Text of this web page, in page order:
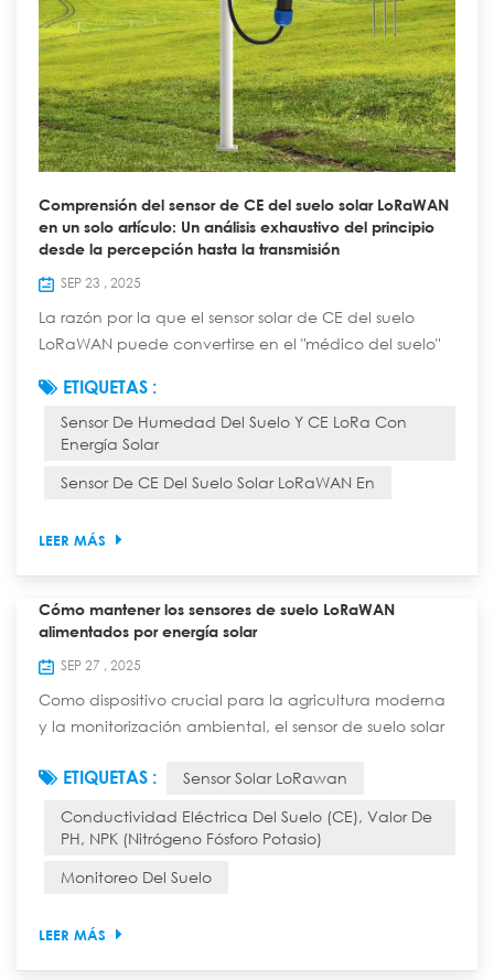
Comprensión del sensor de CE del suelo solar LoRaWAN
en un solo artículo: Un análisis exhaustivo del principio
desde la percepción hasta la transmisión
SEP 23 , 2025
La razón por la que el sensor solar de CE del suelo
LoRaWAN puede convertirse en el "médico del suelo"
integración de la tecnología de detección precisa de
la conductividad del suelo (CE), la tecnología de
suministro de energía solar autónoma y la tecnología
de transmisión de larga distancia de bajo consumo
ETIQUETAS :
Sensor De Humedad Del Suelo Y CE LoRa Con
Energía Solar
Sensor De CE Del Suelo Solar LoRaWAN En
LEER MÁS
Cómo mantener los sensores de suelo LoRaWAN
alimentados por energía solar
SEP 27 , 2025
Como dispositivo crucial para la agricultura moderna
y la monitorización ambiental, el sensor de suelo solar
mantenimiento de componentes clave como el
módulos de transmisión de datos. A continuación, se
este tipo de sensor: 1、Puntos clave del mantenimi...
ETIQUETAS : Sensor Solar LoRawan
Conductividad Eléctrica Del Suelo (CE), Valor De
PH, NPK (nitrógeno Fósforo Potasio)
Monitoreo Del Suelo
LEER MÁS